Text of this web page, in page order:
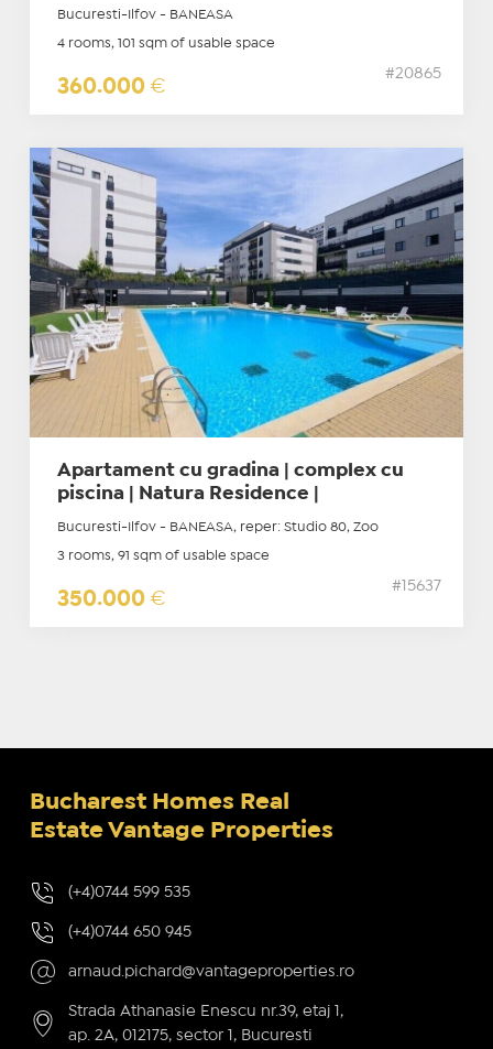
Bucuresti-Ilfov - BANEASA
4 rooms, 101 sqm of usable space
360.000 €
#20865
Apartament cu gradina | complex cu
piscina | Natura Residence |
Bucuresti-Ilfov - BANEASA, reper: Studio 80, Zoo
3 rooms, 91 sqm of usable space
350.000 €
#15637
Bucharest Homes Real
Estate Vantage Properties
(+4)0744 599 535
(+4)0744 650 945
arnaud.pichard@vantageproperties.ro
Strada Athanasie Enescu nr.39, etaj 1,
ap. 2A, 012175, sector 1, Bucuresti